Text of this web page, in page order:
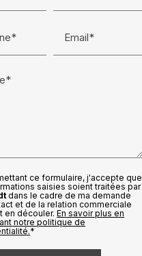
Email*
ce formulaire, j'accepte que
saisies soient traitées par
dans le cadre de ma demande
et de la relation commerciale
en découler.En savoir plus en
notre politique de
*